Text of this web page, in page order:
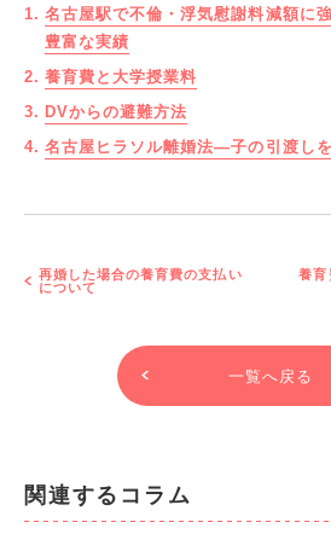
名古屋駅で不倫・浮気慰謝料減額に
豊富な実績
養育費と大学授業料
DVからの避難方法
名古屋ヒラソル離婚法―子の引渡し
再婚した場合の養育費の支払い
について
養育
一覧へ戻る
関連するコラム